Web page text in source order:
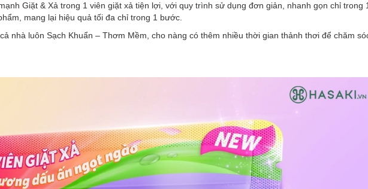
Giặt & Xả trong 1 viên giặt xả tiện lợi, với quy trình sử dụng đơn giản, nhanh gọn chỉ trong
mang lại hiệu quả tối đa chỉ trong 1 bước.
nhà luôn Sạch Khuẩn – Thơm Mềm, cho nàng có thêm nhiều thời gian thảnh thơi để chăm